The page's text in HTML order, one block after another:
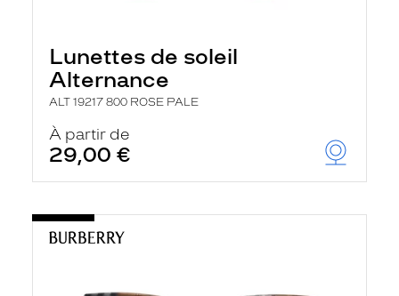
Lunettes de soleil
Alternance
ALT 19217 800 ROSE PALE
À partir de
29,00 €